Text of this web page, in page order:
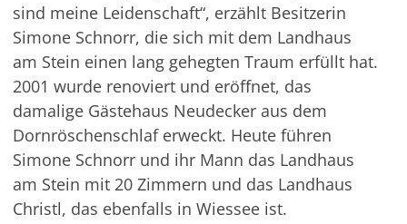
sind meine Leidenschaft“, erzählt Besitzerin
Simone Schnorr, die sich mit dem Landhaus
am Stein einen lang gehegten Traum erfüllt hat.
2001 wurde renoviert und eröffnet, das
damalige Gästehaus Neudeckeraus dem
Dornröschenschlaf erweckt. Heute führen
Simone Schnorr und ihr Mann das Landhaus
am Stein mit 20 Zimmern und das Landhaus
Christl, das ebenfalls in Wiesseeist.